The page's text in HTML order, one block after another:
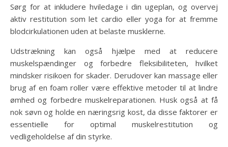
Sørg for at inkludere hviledage i din ugeplan, og overvej
aktiv restitution som let cardio eller yoga for at fremme
blodcirkulationen uden at belaste musklerne.
Udstrækning kan også hjælpe med at reducere
muskelspændinger og forbedre fleksibiliteten, hvilket
mindsker risikoen for skader. Derudover kan massage eller
brug af en foam roller være effektive metoder til at lindre
ømhed og forbedre muskelreparationen. Husk også at få
nok søvn og holde en næringsrig kost, da disse faktorer er
essentielle for optimal muskelrestitution og
vedligeholdelse af din styrke.